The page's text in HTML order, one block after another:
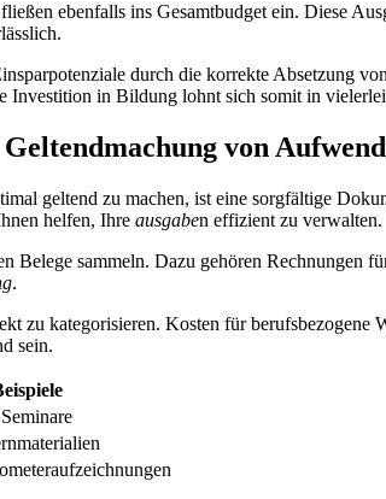
ebenfalls ins Gesamtbudget ein. Diese
durch die korrekte Absetzung
Investition in Bildung lohnt sich somit in
von
geltend zu machen, ist eine sorgfältige
helfen, Ihre ausgaben effizient zu verwalten.
Belege sammeln. Dazu gehören
.
zu kategorisieren. Kosten für berufsbezogene
sein.